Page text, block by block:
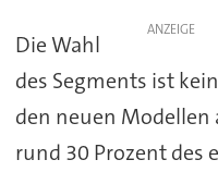
ANZEIGE
Die Wahl
des Segments ist
den neuen Modellen
rund 30 Prozent des